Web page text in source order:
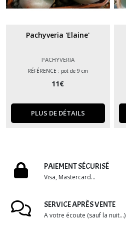
Pachyveria 'Elaine'
PACHYVERIA
RÉFÉRENCE : pot de 9 cm
11€
PLUS DE DÉTAILS
PAIEMENT SÉCURISÉ
Visa, Mastercard...
SERVICE APRÈS VENTE
A votre écoute (sauf la nuit...)